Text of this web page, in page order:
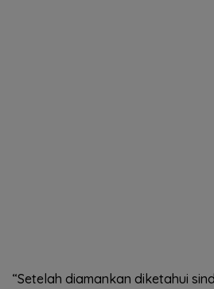
“Setelah diamankan diketahui